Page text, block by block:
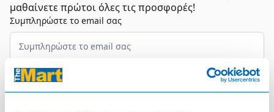
μαθαίνετε πρώτοι όλες τις προσφορές!
Συμπληρώστε το email σας
Επιλέξτε τον τομέα σας